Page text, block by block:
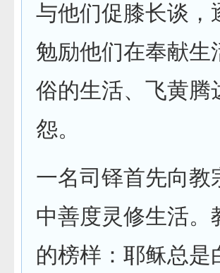
与他们促膝长谈，
勉励他们在奉献生
俗的生活、飞黄腾
怨。
一名司铎首先向教
中善度灵修生活。
的榜样：耶稣总